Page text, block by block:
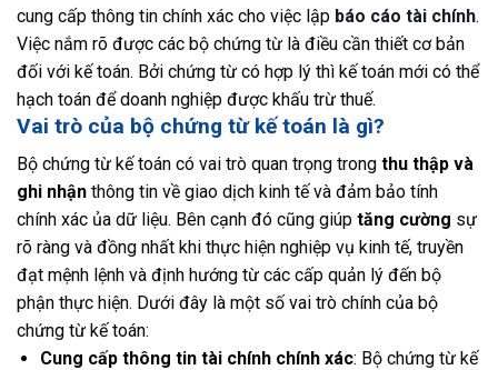
cung cấp thông tin chính xác cho việc lập báo cáo tài chính.
Việc nắm rõ được các bộ chứng từ là điều cần thiết cơ bản
đối với kế toán. Bởi chứng từ có hợp lý thì kế toán mới có thể
hạch toán để doanh nghiệp được khấu trừ thuế.
Vai trò của bộ chứng từ kế toán là gì?
Bộ chứng từ kế toán có vai trò quan trọng trong thu thập và
ghi nhận thông tin về giao dịch kinh tế và đảm bảo tính
chính xác ủa dữ liệu. Bên cạnh đó cũng giúp tăng cường sự
rõ ràng và đồng nhất khi thực hiện nghiệp vụ kinh tế, truyền
đạt mệnh lệnh và định hướng từ các cấp quản lý đến bộ
phận thực hiện. Dưới đây là một số vai trò chính của bộ
chứng từ kế toán:
Cung cấp thông tin tài chính chính xác: Bộ chứng từ kế